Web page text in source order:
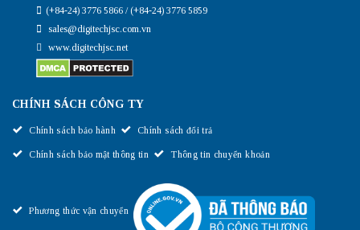
(+84-24) 3776 5866 / (+84-24) 3776 5859
sales@digitechjsc.com.vn
www.digitechjsc.net
CHÍNH SÁCH CÔNG TY
Chính sách bảo hành Chính sách đổi trả
Chính sách bảo mật thông tin Thông tin chuyển khoản
Phương thức vận chuyển